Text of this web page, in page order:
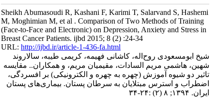
Sheikh Abumasoudi R, Kashani F, Karimi T, Salarvand S, Hashemi
M, Moghimian M, et al . Comparison of Two Methods of Training
(Face-to-Face and Electronic) on Depression, Anxiety and Stress in
Breast Cancer Patients. ijbd 2015; 8 (2) :24-34
URL:http://ijbd.ir/article-1-436-fa.html
شیخ ابومسعودی روح‌اله، کاشانی فهیمه، کریمی طیبه، سالاروند
شهین، هاشمی مریم السادات، مقیمیان مریم، و همکاران.. مقایسه
تاثیر دو شیوه آموزش (چهره به چهره و الکترونیکی) بر افسردگی،
اضطراب و استرس مبتلایان به سرطان پستان. بیماری‌های پستان
ایران. ۱۳۹۴; ۸ (۲) :۲۴-۳۴